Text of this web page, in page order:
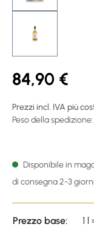
84,90 €
Prezzi incl. IVA più
Peso della spedizione:
Disponibile in
di consegna 2-3 giorni
Prezzo base:
1 l